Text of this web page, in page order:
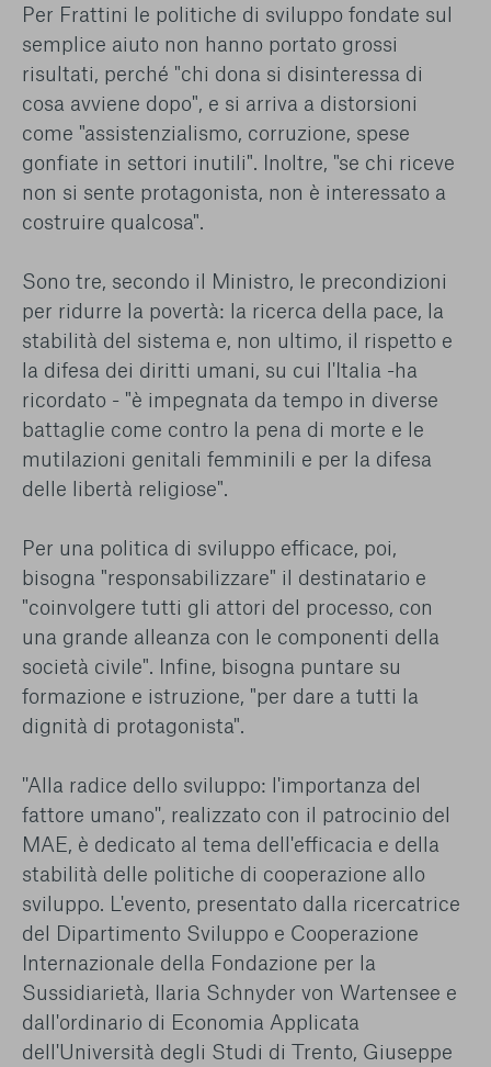
Per Frattini le politiche di sviluppo fondate sul
semplice aiuto non hanno portato grossi
risultati, perché "chi dona si disinteressa di
cosa avviene dopo", e si arriva a distorsioni
come "assistenzialismo, corruzione, spese
gonfiate in settori inutili". Inoltre, "se chi riceve
non si sente protagonista, non è interessato a
costruire qualcosa".
Sono tre, secondo il Ministro, le precondizioni
per ridurre la povertà: la ricerca della pace, la
stabilità del sistema e, non ultimo, il rispetto e
la difesa dei diritti umani, su cui l'Italia -ha
ricordato - "è impegnata da tempo in diverse
battaglie come contro la pena di morte e le
mutilazioni genitali femminili e per la difesa
delle libertà religiose".
Per una politica di sviluppo efficace, poi,
bisogna "responsabilizzare" il destinatario e
"coinvolgere tutti gli attori del processo, con
una grande alleanza con le componenti della
società civile". Infine, bisogna puntare su
formazione e istruzione, "per dare a tutti la
dignità di protagonista".
''Alla radice dello sviluppo: l'importanza del
fattore umano'', realizzato con il patrocinio del
MAE, è dedicato al tema dell'efficacia e della
stabilità delle politiche di cooperazione allo
sviluppo. L'evento, presentato dalla ricercatrice
del Dipartimento Sviluppo e Cooperazione
Internazionale della Fondazione per la
Sussidiarietà, Ilaria Schnyder von Wartensee e
dall'ordinario di Economia Applicata
dell'Università degli Studi di Trento, Giuseppe